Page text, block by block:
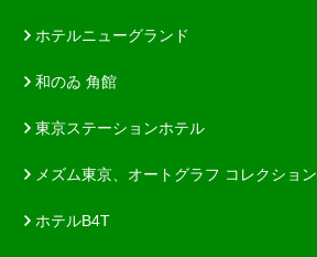
ホテルニューグランド
和のゐ 角館
東京ステーションホテル
メズム東京、オートグラフ コレクション
ホテルB4T